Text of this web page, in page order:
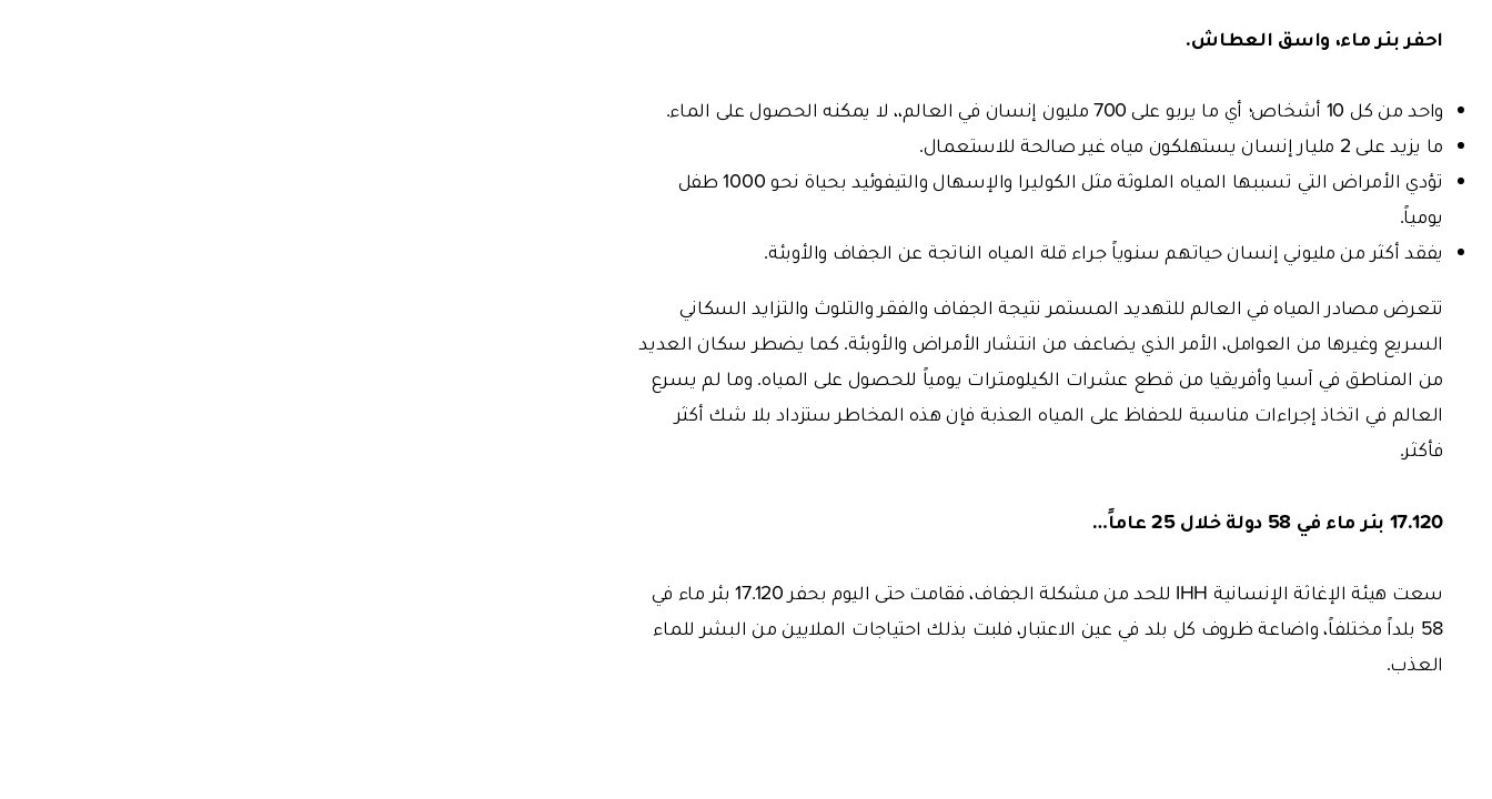
احفر بئر ماء، واسق العطاش.
واحد من كل 10 أشخاص؛ أي ما يربو على 700 مليون إنسان في العالم،، لا يمكنه الحصول على الماء.
ما يزيد على 2 مليار إنسان يستهلكون مياه غير صالحة للاستعمال.
تؤدي الأمراض التي تسببها المياه الملوثة مثل الكوليرا والإسهال والتيفوئيد بحياة نحو 1000 طفل
يومياً.
يفقد أكثر من مليوني إنسان حياتهم سنوياً جراء قلة المياه الناتجة عن الجفاف والأوبئة.
تتعرض مصادر المياه في العالم للتهديد المستمر نتيجة الجفاف والفقر والتلوث والتزايد السكاني
السريع وغيرها من العوامل، الأمر الذي يضاعف من انتشار الأمراض والأوبئة. كما يضطر سكان العديد
من المناطق في آسيا وأفريقيا من قطع عشرات الكيلومترات يومياً للحصول على المياه. وما لم يسرع
العالم في اتخاذ إجراءات مناسبة للحفاظ على المياه العذبة فإن هذه المخاطر ستزداد بلا شك أكثر
فأكثر.
17.120 بئر ماء في 58 دولة خلال 25 عاماً…
سعت هيئة الإغاثة الإنسانية IHH للحد من مشكلة الجفاف، فقامت حتى اليوم بحفر 17.120 بئر ماء في
58 بلداً مختلفاً، واضاعة ظروف كل بلد في عين الاعتبار، فلبت بذلك احتياجات الملايين من البشر للماء
العذب.